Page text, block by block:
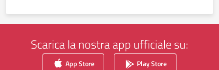
Scarica la nostra app ufficiale su:
App Store Play Store